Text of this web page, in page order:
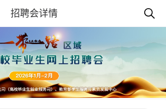
招聘会详情